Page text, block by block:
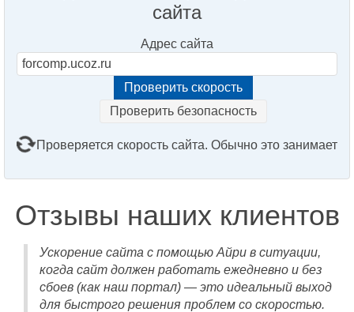
сайта
Адрес сайта
Проверить безопасность
Проверяется скорость сайта. Обычно это занимает
Отзывы наших клиентов
Ускорение сайта с помощью Айри в ситуации,
когда сайт должен работать ежедневно и без
сбоев (как наш портал) — это идеальный выход
для быстрого решения проблем со скоростью.